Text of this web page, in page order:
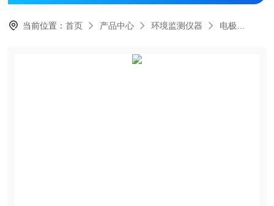
当前位置：首页 产品中心 环境监测仪器 电极